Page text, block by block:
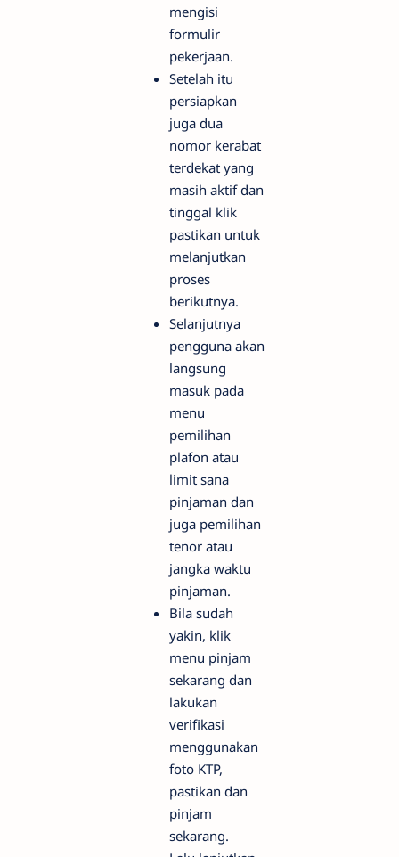
mengisi
formulir
pekerjaan.
Setelah itu
persiapkan
juga dua
nomor kerabat
terdekat yang
masih aktif dan
tinggal klik
pastikan untuk
melanjutkan
proses
berikutnya.
Selanjutnya
pengguna akan
langsung
masuk pada
menu
pemilihan
plafon atau
limit sana
pinjaman dan
juga pemilihan
tenor atau
jangka waktu
pinjaman.
Bila sudah
yakin, klik
menu pinjam
sekarang dan
lakukan
verifikasi
menggunakan
foto KTP,
pastikan dan
pinjam
sekarang.